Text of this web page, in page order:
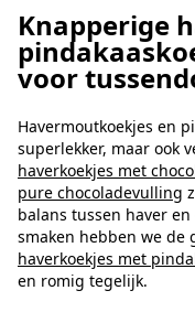
Knapperige
voor
Havermoutkoekjes en
superlekker, maar ook
haverkoekjes met
pure chocoladevulling
balans tussen haver
smaken hebben we de
haverkoekjes met
en romig tegelijk.